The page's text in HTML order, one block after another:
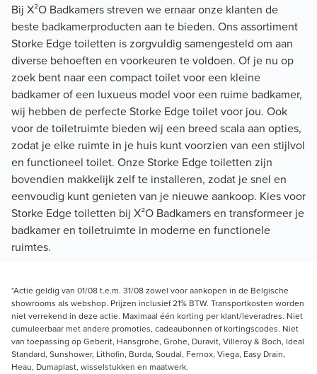
Bij X²O Badkamers streven we ernaar onze klanten de
beste badkamerproducten aan te bieden. Ons assortiment
Storke Edge toiletten is zorgvuldig samengesteld om aan
diverse behoeften en voorkeuren te voldoen. Of je nu op
zoek bent naar een compact toilet voor een kleine
badkamer of een luxueus model voor een ruime badkamer,
wij hebben de perfecte Storke Edge toilet voor jou. Ook
voor de toiletruimte bieden wij een breed scala aan opties,
zodat je elke ruimte in je huis kunt voorzien van een stijlvol
en functioneel toilet. Onze Storke Edge toiletten zijn
bovendien makkelijk zelf te installeren, zodat je snel en
eenvoudig kunt genieten van je nieuwe aankoop. Kies voor
Storke Edge toiletten bij X²O Badkamers en transformeer je
badkamer en toiletruimte in moderne en functionele
ruimtes.
*Actie geldig van 01/08 t.e.m. 31/08 zowel voor aankopen in de Belgische
showrooms als webshop. Prijzen inclusief 21% BTW. Transportkosten worden
niet verrekend in deze actie. Maximaal één korting per klant/leveradres. Niet
cumuleerbaar met andere promoties, cadeaubonnen of kortingscodes. Niet
van toepassing op Geberit, Hansgrohe, Grohe, Duravit, Villeroy & Boch, Ideal
Standard, Sunshower, Lithofin, Burda, Soudal, Fernox, Viega, Easy Drain,
Heau, Dumaplast, wisselstukken en maatwerk.